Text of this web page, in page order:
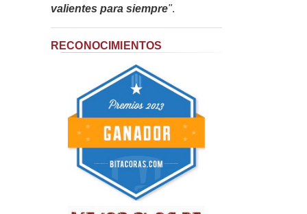
valientes para siempre".
RECONOCIMIENTOS